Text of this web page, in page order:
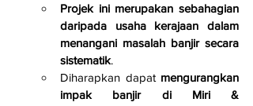
Projek ini merupakan sebahagian
daripada usaha kerajaan dalam
menangani masalah banjir secara
sistematik.
Diharapkan dapat mengurangkan
impak banjir di Miri &